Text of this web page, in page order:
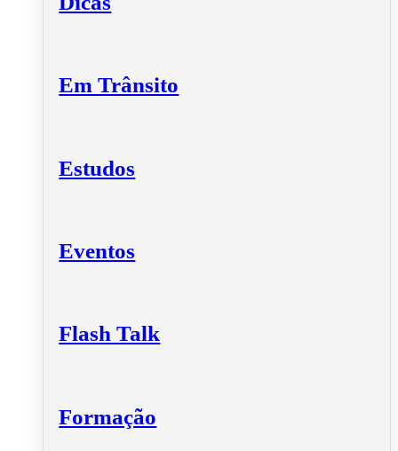
Em Trânsito
Estudos
Eventos
Flash Talk
Formação